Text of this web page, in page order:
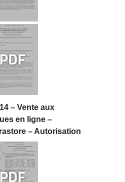
– Vente aux
en ligne –
– Autorisation